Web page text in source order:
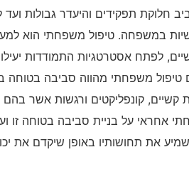
חלוקת תפקידים והיעדר גבולות ועד
במשפחה. טיפול משפחתי הוא
לפתח אסטרטגיות התמודדות
טיפול משפחתי מהווה סביבה
קשיים, קונפליקטים ורגשות אשר בהם
על בניית סביבה בטוחה זו
את תחושותיו באופן שיקדם את